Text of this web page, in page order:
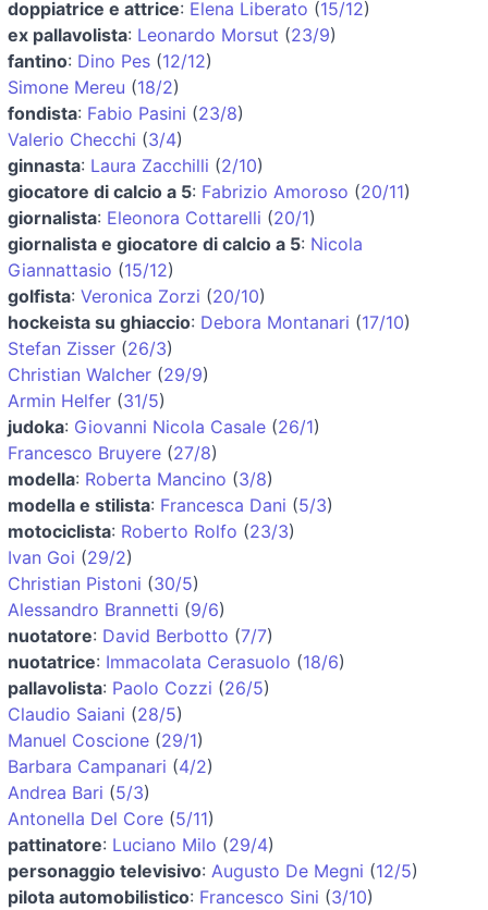
doppiatrice e attrice: Elena Liberato (15/12)
ex pallavolista: Leonardo Morsut (23/9)
fantino: Dino Pes (12/12)
Simone Mereu (18/2)
fondista: Fabio Pasini (23/8)
Valerio Checchi (3/4)
ginnasta: Laura Zacchilli (2/10)
giocatore di calcio a 5: Fabrizio Amoroso (20/11)
giornalista: Eleonora Cottarelli (20/1)
giornalista e giocatore di calcio a 5: Nicola
Giannattasio (15/12)
golfista: Veronica Zorzi (20/10)
hockeista su ghiaccio: Debora Montanari (17/10)
Stefan Zisser (26/3)
Christian Walcher (29/9)
Armin Helfer (31/5)
judoka: Giovanni Nicola Casale (26/1)
Francesco Bruyere (27/8)
modella: Roberta Mancino (3/8)
modella e stilista: Francesca Dani (5/3)
motociclista: Roberto Rolfo (23/3)
Ivan Goi (29/2)
Christian Pistoni (30/5)
Alessandro Brannetti (9/6)
nuotatore: David Berbotto (7/7)
nuotatrice: Immacolata Cerasuolo (18/6)
pallavolista: Paolo Cozzi (26/5)
Claudio Saiani (28/5)
Manuel Coscione (29/1)
Barbara Campanari (4/2)
Andrea Bari (5/3)
Antonella Del Core (5/11)
pattinatore: Luciano Milo (29/4)
personaggio televisivo: Augusto De Megni (12/5)
pilota automobilistico: Francesco Sini (3/10)